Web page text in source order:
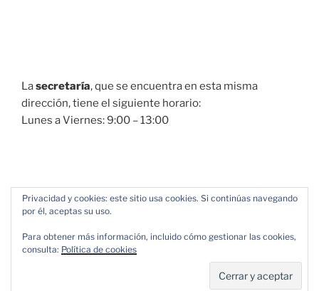
Lasecretaría, que se encuentra en esta misma
dirección, tiene el siguiente horario:
Lunes a Viernes: 9:00 – 13:00
Funciona gracias a WordPress
Privacidad y cookies: este sitio usa cookies. Si continúas navegando
por él, aceptas su uso.
Para obtener más información, incluido cómo gestionar las cookies,
consulta: Política de cookies